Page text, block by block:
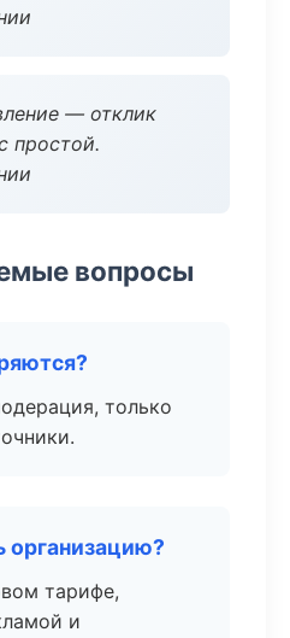
— отклик
простой.
вопросы
только
организацию?
тарифе,
и